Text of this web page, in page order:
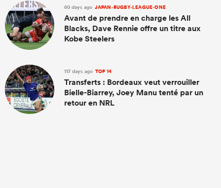
60 days ago JAPAN-RUGBY-LEAGUE-ONE
Avant de prendre en charge les All
Blacks, Dave Rennie offre un titre aux
Kobe Steelers
117 days ago TOP 14
Transferts : Bordeaux veut verrouiller
Bielle-Biarrey, Joey Manu tenté par un
retour en NRL